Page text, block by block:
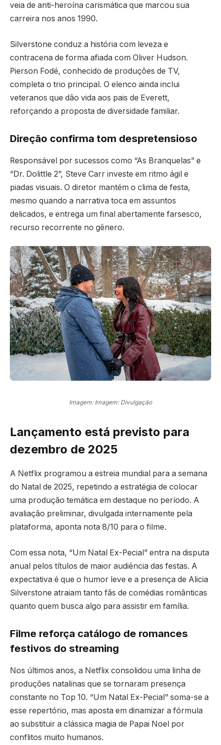
veia de anti-heroína carismática que marcou sua
carreira nos anos 1990.
Silverstone conduz a história com leveza e
contracena de forma afiada com Oliver Hudson.
Pierson Fodé, conhecido de produções de TV,
completa o trio principal. O elenco ainda inclui
veteranos que dão vida aos pais de Everett,
reforçando a proposta de diversidade familiar.
Direção confirma tom despretensioso
Responsável por sucessos como “As Branquelas” e
“Dr. Dolittle 2”, Steve Carr investe em ritmo ágil e
piadas visuais. O diretor mantém o clima de festa,
mesmo quando a narrativa toca em assuntos
delicados, e entrega um final abertamente farsesco,
recurso recorrente no gênero.
Imagem: Imagem: Divulgação
Lançamento está previsto para
dezembro de 2025
A Netflix programou a estreia mundial para a semana
do Natal de 2025, repetindo a estratégia de colocar
uma produção temática em destaque no período. A
avaliação preliminar, divulgada internamente pela
plataforma, aponta nota 8/10 para o filme.
Com essa nota, “Um Natal Ex-Pecial” entra na disputa
anual pelos títulos de maior audiência das festas. A
expectativa é que o humor leve e a presença de Alicia
Silverstone atraiam tanto fãs de comédias românticas
quanto quem busca algo para assistir em família.
Filme reforça catálogo de romances
festivos do streaming
Nos últimos anos, a Netflix consolidou uma linha de
produções natalinas que se tornaram presença
constante no Top 10. “Um Natal Ex-Pecial” soma-se a
esse repertório, mas aposta em dinamizar a fórmula
ao substituir a clássica magia de Papai Noel por
conflitos muito humanos.